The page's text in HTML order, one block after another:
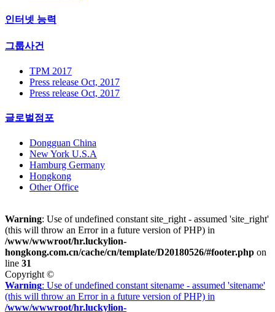
인터넷 능력
그룹사건
TPM 2017
Press release Oct, 2017
Press release Oct, 2017
글로벌점포
Dongguan China
New York U.S.A
Hamburg Germany
Hongkong
Other Office
Warning: Use of undefined constant site_right - assumed 'site_right'
(this will throw an Error in a future version of PHP) in
/www/wwwroot/hr.luckylion-
hongkong.com.cn/cache/cn/template/D20180526/#footer.php on
line 31
Copyright ©
Warning: Use of undefined constant sitename - assumed 'sitename'
(this will throw an Error in a future version of PHP) in
/www/wwwroot/hr.luckylion-